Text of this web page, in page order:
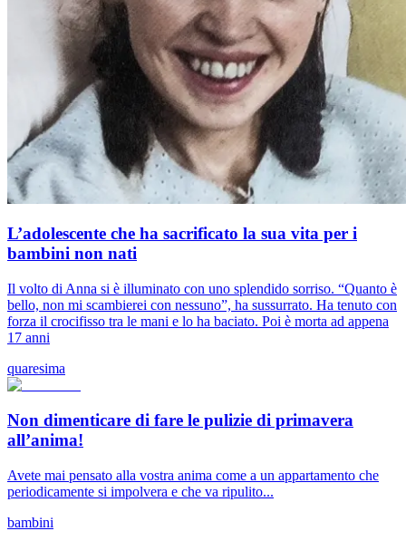
L’adolescente che ha sacrificato la sua vita per i
bambini non nati
Il volto di Anna si è illuminato con uno splendido sorriso. “Quanto è
bello, non mi scambierei con nessuno”, ha sussurrato. Ha tenuto con
forza il crocifisso tra le mani e lo ha baciato. Poi è morta ad appena
17 anni
quaresima
Non dimenticare di fare le pulizie di primavera
all’anima!
Avete mai pensato alla vostra anima come a un appartamento che
periodicamente si impolvera e che va ripulito...
bambini